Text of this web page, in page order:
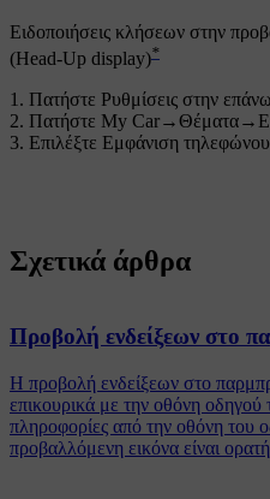
Ειδοποιήσεις κλήσεων στην
(Head-Up display)*
Πατήστε Ρυθμίσεις στην
Πατήστε My Car→Θέματα→
Επιλέξτε Εμφάνιση τηλεφώνου
Σχετικά άρθρα
Προβολή ενδείξεων στο
Η προβολή ενδείξεων στο
επικουρικά με την οθόνη οδηγού
πληροφορίες από την οθόνη του
προβαλλόμενη εικόνα είναι